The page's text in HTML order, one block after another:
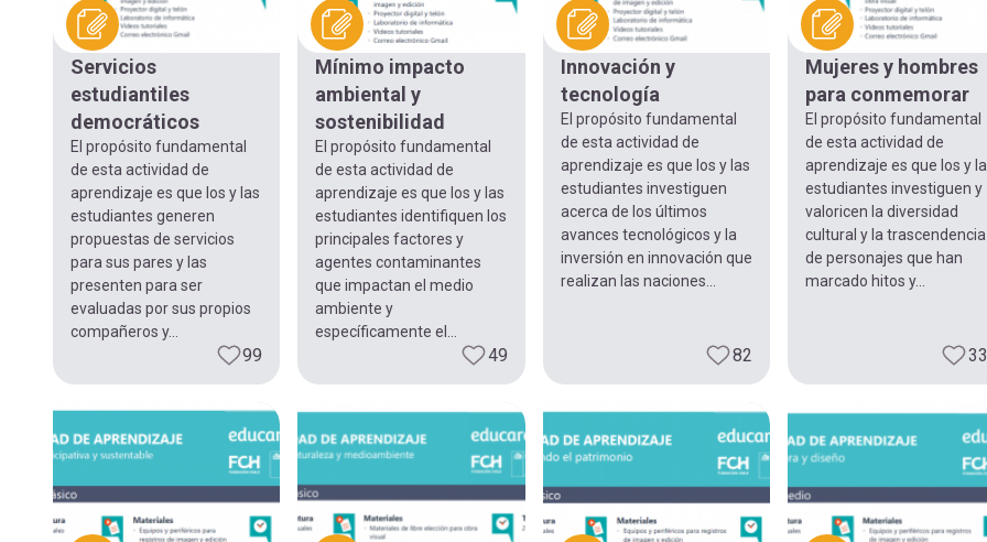
Servicios
estudiantiles
democráticos
El propósito fundamental
de esta actividad de
aprendizaje es que los y las
estudiantes generen
propuestas de servicios
para sus pares y las
presenten para ser
evaluadas por sus propios
compañeros y...
99
Mínimo impacto
ambiental y
sostenibilidad
El propósito fundamental
de esta actividad de
aprendizaje es que los y las
estudiantes identifiquen los
principales factores y
agentes contaminantes
que impactan el medio
ambiente y
específicamente el...
49
Innovación y
tecnología
El propósito fundamental
de esta actividad de
aprendizaje es que los y las
estudiantes investiguen
acerca de los últimos
avances tecnológicos y la
inversión en innovación que
realizan las naciones...
82
Mujeres y hombres
para conmemorar
El propósito fundamental
de esta actividad de
aprendizaje es que los y
estudiantes investiguen y
valoricen la diversidad
cultural y la trascendencia
de personajes que han
marcado hitos y...